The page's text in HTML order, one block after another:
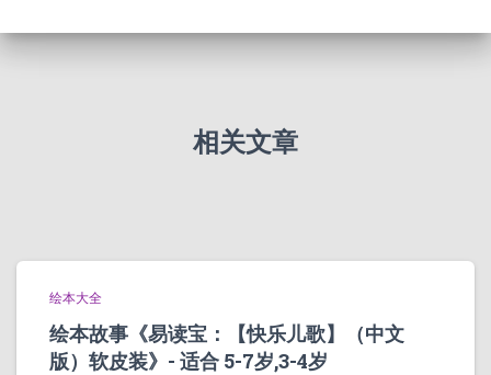
相关文章
绘本大全
绘本故事《易读宝：【快乐儿歌】（中文
版）软皮装》- 适合 5-7岁,3-4岁